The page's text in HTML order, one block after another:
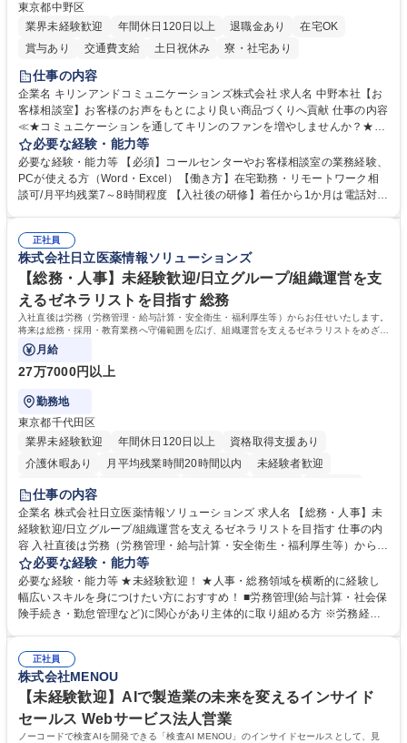
東京都中野区
業界未経験歓迎
年間休日120日以上 退職金あり
在宅OK
賞与あり
交通費支給 土日祝休み 寮・社宅あり
仕事の内容
企業名 キリンアンドコミュニケーションズ株式会社 求人名 中野本社【お
客様相談室】お客様のお声をもとにより良い商品づくりへ貢献 仕事の内容
≪★コミュニケーションを通してキリンのファンを増やしませんか？★≫
お客様のお声をより良い商品づくりに活かしていく上で、窓口となるお客
様相談室でのお仕事です。 日々お客様からいただくキリングループへのご
意見を、企業活動に活かしています。お客様からの声に迅速かつ誠意をも
って対応、情報提供するとともにグループ内活動に反映しています。 【具
平均100件前後■メール・手紙：同上40件前後 募集職種 中野本社【お客様
相談室】お客様のお声をもとにより良い商品づくりへ貢献
必要な経験・能力等
必要な経験・能力等 【必須】コールセンターやお客様相談室の業務経験、
PCが使える方（Word・Excel）【働き方】在宅勤務・リモートワーク相
談可/月平均残業7～8時間程度 【入社後の研修】着任から1か月は電話対応
すのでご安心ください。 【当社について】キリングループの広報機能を担
う会社として、お客様との出会いを大切にし、磨き上げたホスピタリティ
を込めてコミュニケーションをとりながら広報関連業務を行っておりま
す。 学歴・資格 学歴：大学院 大学 高専 短大 専修学校 高校 語学力： 資
格：
正社員
株式会社日立医薬情報ソリューションズ
【総務・人事】未経験歓迎/日立グループ/組織運営を支
えるゼネラリストを目指す 総務
入社直後は労務（労務管理・給与計算・安全衛生・福利厚生等）からお任せいたします。
将来は総務・採用・教育業務へ守備範囲を広げ、組織運営を支えるゼネラリストをめざせ
ます。
月給
27万7000円以上
勤務地
東京都千代田区
業界未経験歓迎
年間休日120日以上
資格取得支援あり
介護休暇あり
月平均残業時間20時間以内
未経験者歓迎
住宅手当あり
育休あり
完全週休2日制 交通費支給 土日祝休み 寮・社宅あり
仕事の内容
企業名 株式会社日立医薬情報ソリューションズ 求人名 【総務・人事】未
経験歓迎/日立グループ/組織運営を支えるゼネラリストを目指す 仕事の内
容 入社直後は労務（労務管理・給与計算・安全衛生・福利厚生等）からお
任せいたします。将来は総務・採用・教育業務へ守備範囲を広げ、組織運
営を支えるゼネラリストをめざせます。 ・初期業務：労働時間管理、給与
計算、社会保険対応、福利厚生管理、安全衛生、健康経営推進等をお任せ
します。ご経験に応じて、休職者管理など、幅広く経験を積んでいただき
幅広く経験を積みたい意欲がある方に最適な環境です。 募集職種 【総
務・人事】未経験歓迎/日立グループ/組織運営を支えるゼネラリストを目
指す
必要な経験・能力等
必要な経験・能力等 ★未経験歓迎！ ★人事・総務領域を横断的に経験し
幅広いスキルを身につけたい方におすすめ！ ■労務管理(給与計算・社会保
険手続き・勤怠管理など)に関心があり主体的に取り組める方 ※労務経験
のご経験 ■労務管理（給与計算・社会保険手続き・勤怠管理など）の経験
■衛生管理者の資格をお持ちの方 学歴・資格 学歴：大学院 大学 高専 短大
専修学校 高校 語学力： 資格：
正社員
株式会社MENOU
【未経験歓迎】AIで製造業の未来を変えるインサイド
セールス Webサービス法人営業
ノーコードで検査AIを開発できる「検査AI MENOU」のインサイドセールスとして、見